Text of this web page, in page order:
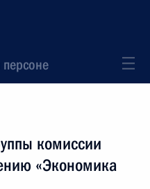
комиссии
«Экономика